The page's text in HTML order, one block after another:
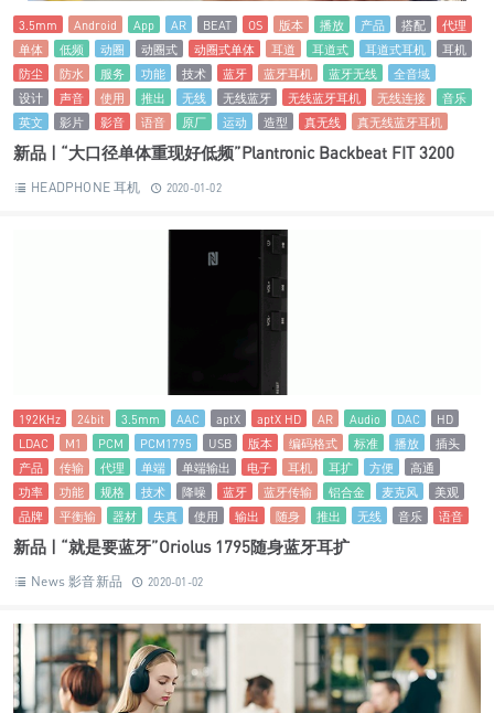
3.5mm Android App AR BEAT OS 版本 播放 产品 搭配
代理
单体
低频 动圈 动圈式 动圈式单体 耳道 耳道式 耳道式耳机
耳机
防尘
防水 服务 功能 技术 蓝牙 蓝牙耳机 蓝牙无线
全音域
设计
声音 使用 推出 无线 无线蓝牙 无线蓝牙耳机 无线连接
音乐
英文
影片 影音 语音 原厂 运动 造型 真无线 真无线蓝牙耳机
新品 | “大口径单体重现好低频”Plantronic Backbeat FIT 3200
HEADPHONE 耳机 2020-01-02
192KHz 24bit 3.5mm AAC aptX aptX HD AR Audio DAC
HD
LDAC
M1 PCM PCM1795 USB 版本 编码格式 标准 播放
插头
产品
传输 代理 单端 单端输出 电子 耳机 耳扩 方便
高通
功率
功能 规格 技术 降噪 蓝牙 蓝牙传输 铝合金 麦克风
美观
品牌
平衡输 器材 失真 使用 输出 随身 推出 无线 音乐 语音
新品 | “就是要蓝牙”Oriolus 1795随身蓝牙耳扩
News 影音新品 2020-01-02